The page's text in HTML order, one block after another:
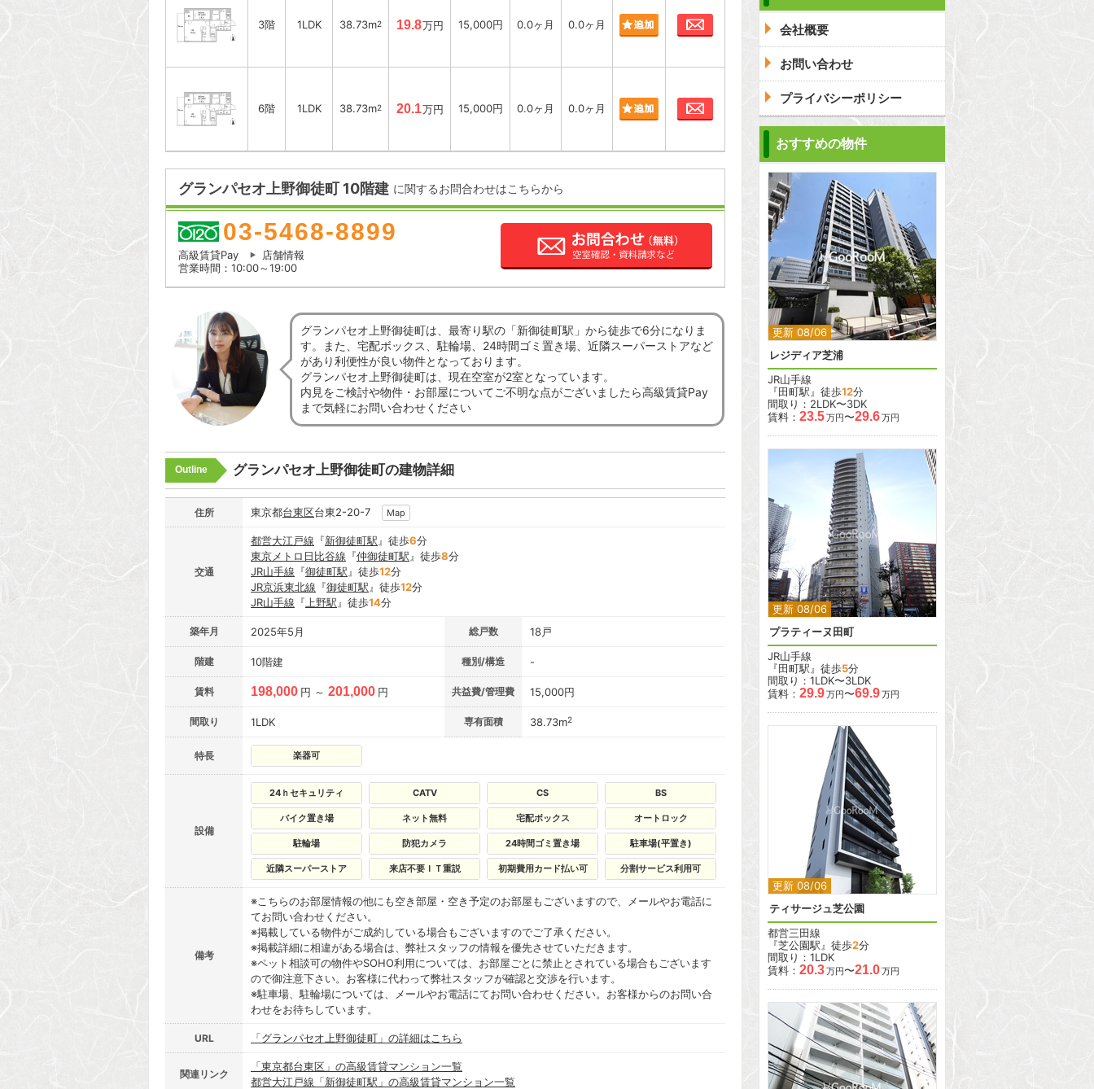
3階 1LDK 38.73m2 19.8万円 15,000円 0.0ヶ月 0.0ヶ月
6階 1LDK 38.73m2 20.1万円 15,000円 0.0ヶ月 0.0ヶ月 お問合わせ
グランパセオ上野御徒町 10階建 に関するお問合わせはこちらから
03-5468-8899
高級賃貸Pay
店舗情報
営業時間：10:00～19:00
グランパセオ上野御徒町は、最寄り駅の「新御徒町駅」から徒歩で6分になりま
す。また、宅配ボックス、駐輪場、24時間ゴミ置き場、近隣スーパーストアなど
があり利便性が良い物件となっております。
グランパセオ上野御徒町は、現在空室が2室となっています。
内見をご検討や物件・お部屋についてご不明な点がございましたら高級賃貸Pay
まで気軽にお問い合わせください
Outline グランパセオ上野御徒町の建物詳細
住所 東京都台東区台東2-20-7 Map
交通
都営大江戸線 『新御徒町駅 』徒歩6分
東京メトロ日比谷線 『仲御徒町駅 』徒歩8分
JR山手線 『御徒町駅 』徒歩12分
JR京浜東北線 『御徒町駅 』徒歩12分
JR山手線 『 上野駅 』徒歩14分
築年月 2025年5月 総戸数 18戸
階建 10階建 種別/構造 -
賃料 198,000 円 ～ 201,000 円 共益費/管理費 15,000円
間取り 1LDK 専有面積 38.73m2
特長 楽器可
設備
24ｈセキュリティ CATV CS BS
バイク置き場 ネット無料 宅配ボックス オートロック
駐輪場 防犯カメラ 24時間ゴミ置き場 駐車場(平置き)
近隣スーパーストア 来店不要ＩＴ重説 初期費用カード払い可 分割サービス利用可
備考
※こちらのお部屋情報の他にも空き部屋・空き予定のお部屋もございますので、メールやお電話に
てお問い合わせください。
※掲載している物件がご成約している場合もございますのでご了承ください。
※掲載詳細に相違がある場合は、弊社スタッフの情報を優先させていただきます。
※ペット相談可の物件やSOHO利用については、お部屋ごとに禁止とされている場合もございます
ので御注意下さい。お客様に代わって弊社スタッフが確認と交渉を行います。
※駐車場、駐輪場については、メールやお電話にてお問い合わせください。お客様からのお問い合
わせをお待ちしています。
URL 「グランパセオ上野御徒町」の詳細はこちら
関連リンク
「東京都台東区」の高級賃貸マンション一覧
都営大江戸線「新御徒町駅」の高級賃貸マンション一覧
会社概要
お問い合わせ
プライバシーポリシー
おすすめの物件
更新 08/06
2 2
レジディア芝浦
JR山手線
『田町駅』徒歩12分
間取り：2LDK〜3DK
賃料： 23.5万円〜29.6万円
更新 08/06
2 2
プラティーヌ田町
JR山手線
『田町駅』徒歩5分
間取り：1LDK〜3LDK
賃料： 29.9万円〜69.9万円
更新 08/06
2
ティサージュ芝公園
都営三田線
『芝公園駅』徒歩2分
間取り：1LDK
賃料： 20.3万円〜21.0万円